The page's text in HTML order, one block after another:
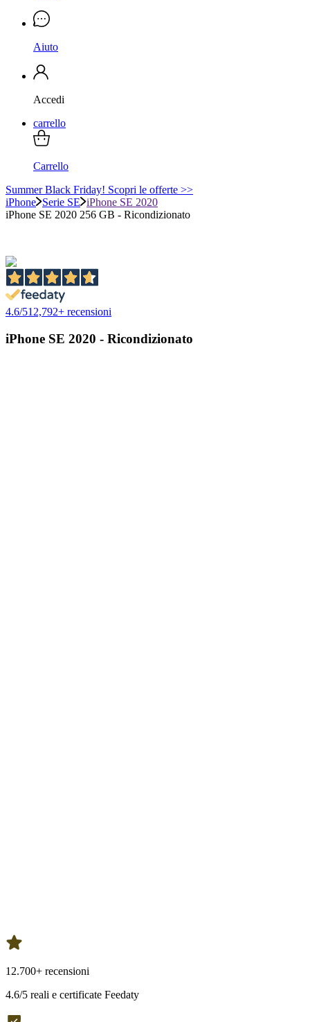
Aiuto
Accedi
carrello
Carrello
Summer Black Friday! Scopri le offerte >>
iPhone Serie SE iPhone SE 2020
iPhone SE 2020 256 GB - Ricondizionato
4.6/512,792+ recensioni
iPhone SE 2020 - Ricondizionato
12.700+ recensioni
4.6/5 reali e certificate Feedaty